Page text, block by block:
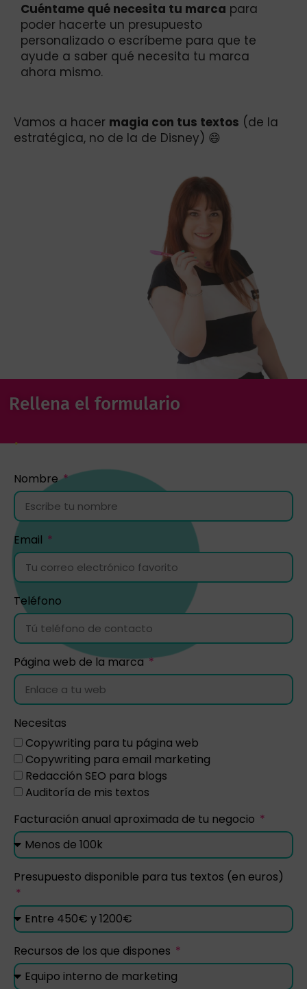
Cuéntame qué necesita tu marca para
poder hacerte un presupuesto
personalizado o escríbeme para que te
ayude a saber qué necesita tu marca
ahora mismo.
Vamos a hacer magia con tus textos (de la
estratégica, no de la de Disney) 😄
Rellena el formulario
Nombre
Email
Teléfono
Página web de la marca
Necesitas
Copywriting para tu página web
Copywriting para email marketing
Redacción SEO para blogs
Auditoría de mis textos
Facturación anual aproximada de tu negocio
Presupuesto disponible para tus textos (en euros)
Recursos de los que dispones